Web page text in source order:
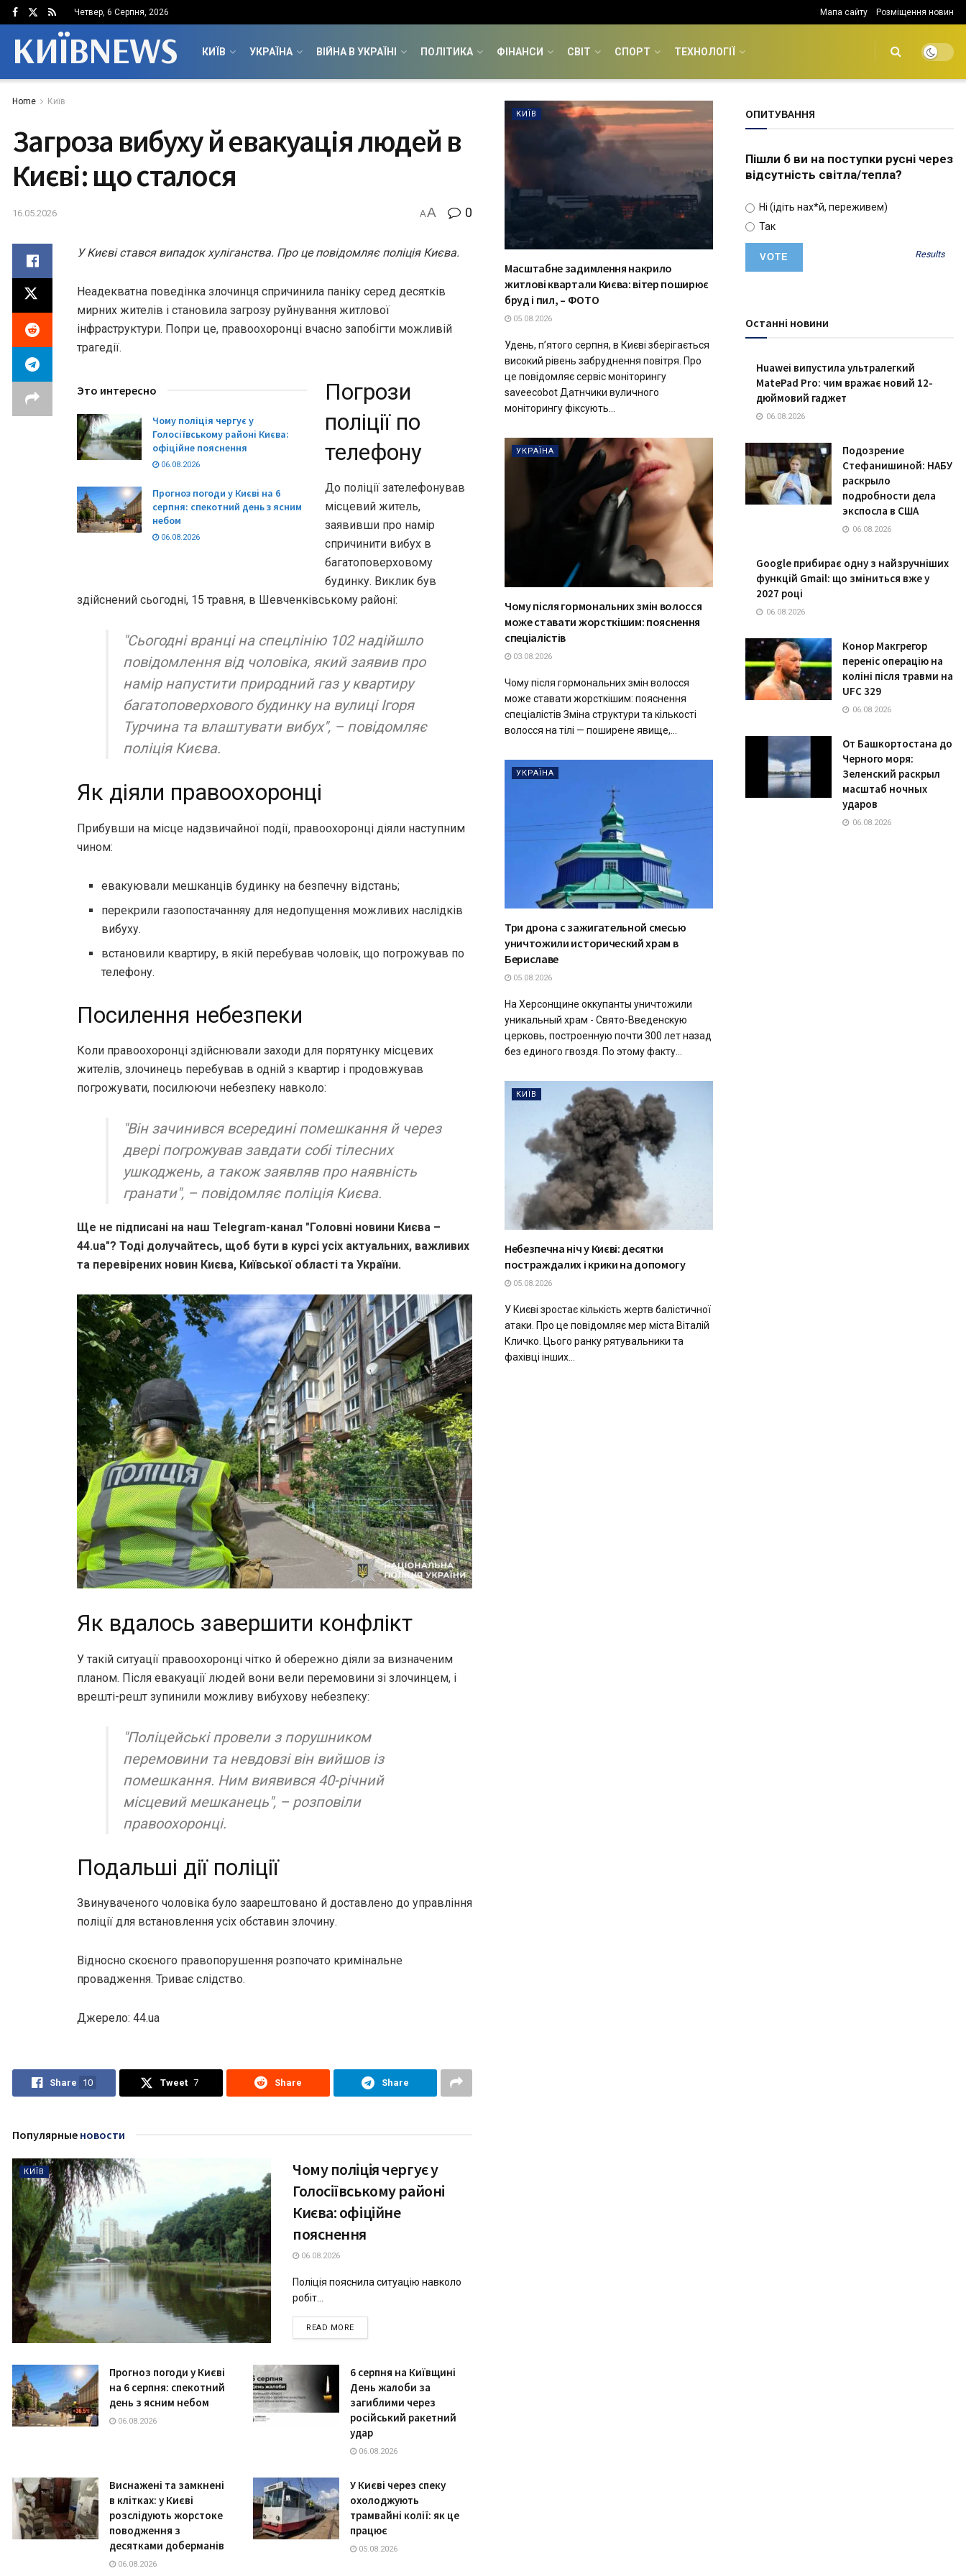
Четвер, 6 Серпня, 2026 Мапа сайту Розміщення новин
КИЇВNEWS КИЇВ УКРАЇНА ВІЙНА В УКРАЇНІ ПОЛІТИКА ФІНАНСИ СВІТ СПОРТ ТЕХНОЛОГІЇ
Home Київ
Загроза вибуху й евакуація людей в
Києві: що сталося
16.05.2026 AA 0
У Києві стався випадок хуліганства. Про це повідомляє поліція Києва.
Неадекватна поведінка злочинця спричинила паніку серед десятків
мирних жителів і становила загрозу руйнування житлової
інфраструктури. Попри це, правоохоронці вчасно запобігти можливій
трагедії.
Это интересно
Чому поліція чергує у
Голосіївському районі Києва:
офіційне пояснення
06.08.2026
Прогноз погоди у Києві на 6
серпня: спекотний день з ясним
небом
06.08.2026
Погрози
поліції по
телефону
До поліції зателефонував
місцевий житель,
заявивши про намір
спричинити вибух в
багатоповерховому
будинку. Виклик був
здійснений сьогодні, 15 травня, в Шевченківському районі:
"Сьогодні вранці на спецлінію 102 надійшло
повідомлення від чоловіка, який заявив про
намір напустити природний газ у квартиру
багатоповерхового будинку на вулиці Ігоря
Турчина та влаштувати вибух", – повідомляє
поліція Києва.
Як діяли правоохоронці
Прибувши на місце надзвичайної події, правоохоронці діяли наступним
чином:
евакуювали мешканців будинку на безпечну відстань;
перекрили газопостачанняу для недопущення можливих наслідків
вибуху.
встановили квартиру, в якій перебував чоловік, що погрожував по
телефону.
Посилення небезпеки
Коли правоохоронці здійснювали заходи для порятунку місцевих
жителів, злочинець перебував в одній з квартир і продовжував
погрожувати, посилюючи небезпеку навколо:
"Він зачинився всередині помешкання й через
двері погрожував завдати собі тілесних
ушкоджень, а також заявляв про наявність
гранати", – повідомляє поліція Києва.
Ще не підписані на наш Telegram-канал "Головні новини Києва –
44.ua"? Тоді долучайтесь, щоб бути в курсі усіх актуальних, важливих
та перевірених новин Києва, Київської області та України.
Як вдалось завершити конфлікт
У такій ситуації правоохоронці чітко й обережно діяли за визначеним
планом. Після евакуації людей вони вели перемовини зі злочинцем, і
врешті-решт зупинили можливу вибухову небезпеку:
"Поліцейські провели з порушником
перемовини та невдовзі він вийшов із
помешкання. Ним виявився 40-річний
місцевий мешканець", – розповіли
правоохоронці.
Подальші дії поліції
Звинуваченого чоловіка було заарештовано й доставлено до управління
поліції для встановлення усіх обставин злочину.
Відносно скоєного правопорушення розпочато кримінальне
провадження. Триває слідство.
Джерело: 44.ua
Share 10 Tweet 7 Share Share
Популярные новости
КИЇВ
Чому поліція чергує у
Голосіївському районі
Києва: офіційне
пояснення
06.08.2026
Поліція пояснила ситуацію навколо
робіт...
READ MOREDETAILS
Прогноз погоди у Києві
на 6 серпня: спекотний
день з ясним небом
06.08.2026
6 серпня на Київщині
День жалоби за
загиблими через
російський ракетний
удар
06.08.2026
Виснажені та замкнені
в клітках: у Києві
розслідують жорстоке
поводження з
десятками доберманів
06.08.2026
У Києві через спеку
охолоджують
трамвайні колії: як це
працює
05.08.2026
КИЇВ
Масштабне задимлення накрило
житлові квартали Києва: вітер поширює
бруд і пил, – ФОТО
05.08.2026
Удень, п’ятого серпня, в Києві зберігається
високий рівень забруднення повітря. Про
це повідомляє сервіс моніторингу
saveecobot Датнчики вуличного
моніторингу фіксують...
УКРАЇНА
Чому після гормональних змін волосся
може ставати жорсткішим: пояснення
спеціалістів
03.08.2026
Чому після гормональних змін волосся
може ставати жорсткішим: пояснення
спеціалістів Зміна структури та кількості
волосся на тілі — поширене явище,...
УКРАЇНА
Три дрона с зажигательной смесью
уничтожили исторический храм в
Бериславе
05.08.2026
На Херсонщине оккупанты уничтожили
уникальный храм - Свято-Введенскую
церковь, построенную почти 300 лет назад
без единого гвоздя. По этому факту...
КИЇВ
Небезпечна ніч у Києві: десятки
постраждалих і крики на допомогу
05.08.2026
У Києві зростає кількість жертв балістичної
атаки. Про це повідомляє мер міста Віталій
Кличко. Цього ранку рятувальники та
фахівці інших...
ОПИТУВАННЯ
Пішли б ви на поступки русні через
відсутність світла/тепла?
Ні (ідіть нах*й, переживем)
Так
Results
Останні новини
Huawei випустила ультралегкий
MatePad Pro: чим вражає новий 12-
дюймовий гаджет
06.08.2026
Подозрение
Стефанишиной: НАБУ
раскрыло
подробности дела
экспосла в США
06.08.2026
Google прибирає одну з найзручніших
функцій Gmail: що зміниться вже у
2027 році
06.08.2026
Конор Макгрегор
переніс операцію на
коліні після травми на
UFC 329
06.08.2026
От Башкортостана до
Черного моря:
Зеленский раскрыл
масштаб ночных
ударов
06.08.2026